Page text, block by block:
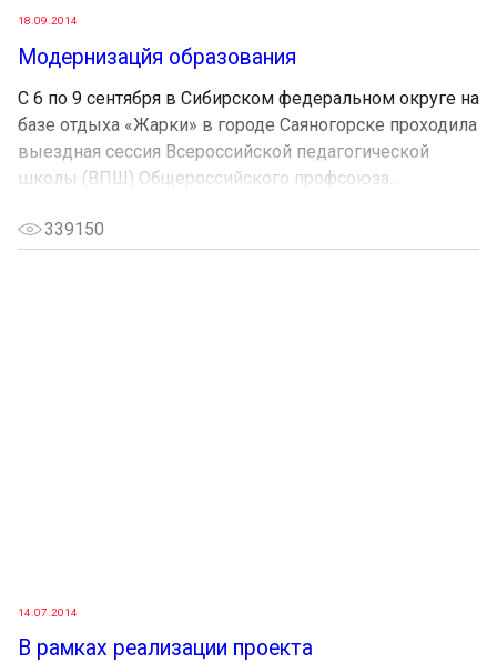
18.09.2014
Модернизацйя образования
С 6 по 9 сентября в Сибирском федеральном округе на
базе отдыха «Жарки» в городе Саяногорске проходила
выездная сессия Всероссийской педагогической
школы (ВПШ) Общероссийского профсоюза...
339150
14.07.2014
В рамках реализации проекта